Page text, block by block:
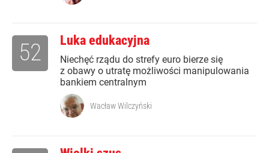
Luka edukacyjna
Niechęć rządu do strefy euro bierze się
z obawy o utratę możliwości manipulowania
bankiem centralnym
52
Wacław Wilczyński